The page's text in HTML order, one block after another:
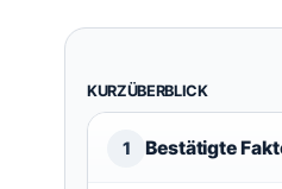
KURZÜBERBLICK
1 Bestätigte